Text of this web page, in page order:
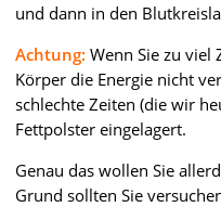
und dann in den
Achtung: Wenn Sie zu viel
Körper die Energie nicht
schlechte Zeiten (die wir
Fettpolster eingelagert.
Genau das wollen Sie
Grund sollten Sie